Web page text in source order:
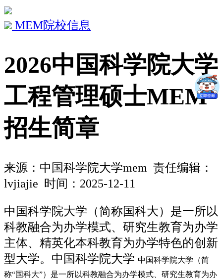
MEM院校信息
2026中国科学院大学
工程管理硕士MEM
招生简章
来源： 中国科学院大学mem 责任编辑：
lvjiajie 时间：2025-12-11
中国科学院大学（简称国科大）是一所以
科教融合为办学模式、研究生教育为办学
主体、精英化本科教育为办学特色的创新
型大学。中国科学院大学 中国科学院大学（简
称“国科大”）是一所以科教融合为办学模式、研究生教育为办